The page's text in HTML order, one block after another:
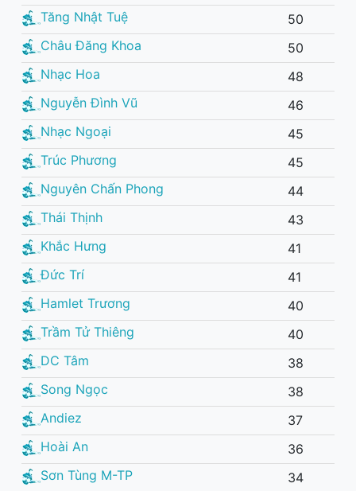
Tăng Nhật Tuệ
50
Châu Đăng Khoa
50
Nhạc Hoa
48
Nguyễn Đình Vũ
46
Nhạc Ngoại
45
Trúc Phương
45
Nguyên Chấn Phong
44
Thái Thịnh
43
Khắc Hưng
41
Đức Trí
41
Hamlet Trương
40
Trầm Tử Thiêng
40
DC Tâm
38
Song Ngọc
38
Andiez
37
Hoài An
36
Sơn Tùng M-TP
34